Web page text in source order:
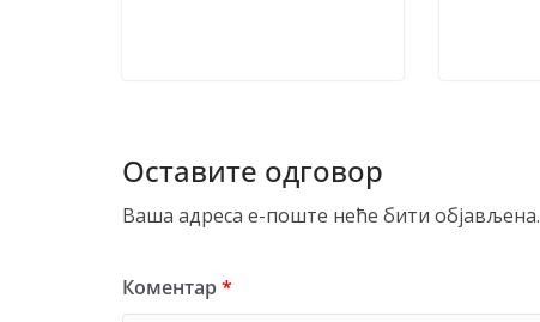
Оставите одговор
Ваша адреса е-поште неће бити објављена.
Коментар*